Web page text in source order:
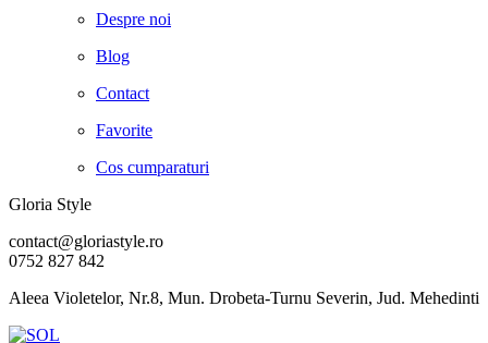
Despre noi
Blog
Contact
Favorite
Cos cumparaturi
Gloria Style
contact@gloriastyle.ro
0752 827 842
Aleea Violetelor, Nr.8, Mun. Drobeta-Turnu Severin, Jud. Mehedinti